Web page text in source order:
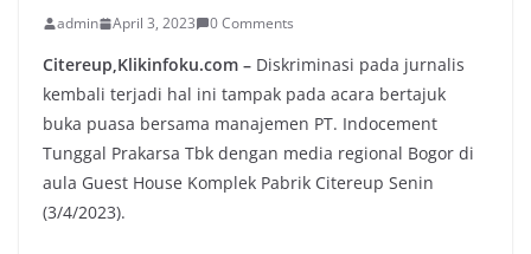
admin April 3, 2023 0 Comments
Citereup,Klikinfoku.com – Diskriminasi pada jurnalis
kembali terjadi hal ini tampak pada acara bertajuk
buka puasa bersama manajemen PT. Indocement
Tunggal Prakarsa Tbk dengan media regional Bogor di
aula Guest House Komplek Pabrik Citereup Senin
(3/4/2023).